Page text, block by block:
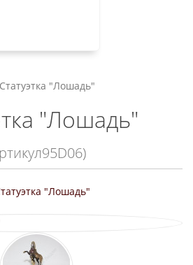
Статуэтка "Лошадь"
"Лошадь"